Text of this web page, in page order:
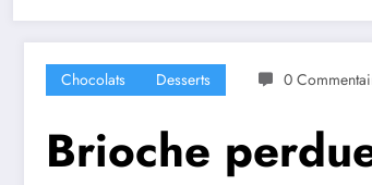
Chocolats Desserts 0
Brioche